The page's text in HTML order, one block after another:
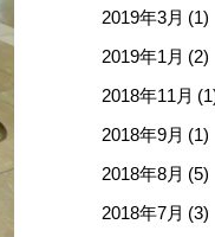
2019年3月 (1)
2019年1月 (2)
2018年11月
2018年9月 (1)
2018年8月 (5)
2018年7月 (3)